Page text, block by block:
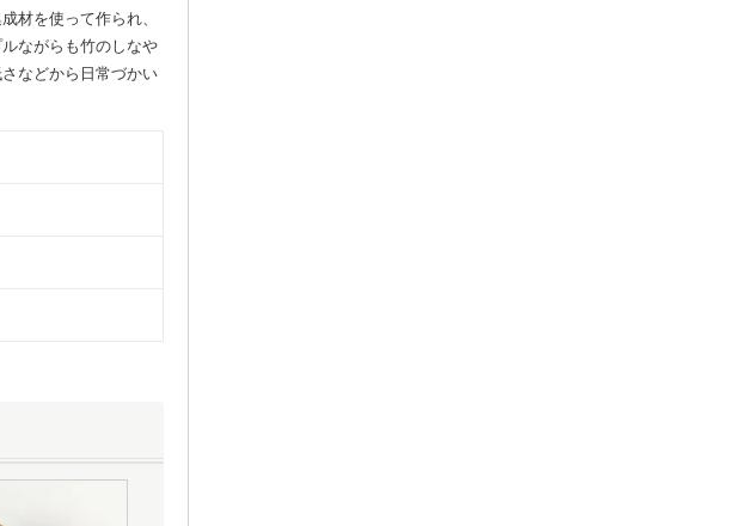
材を使って作られ、
ながらも竹のしなや
などから日常づかい